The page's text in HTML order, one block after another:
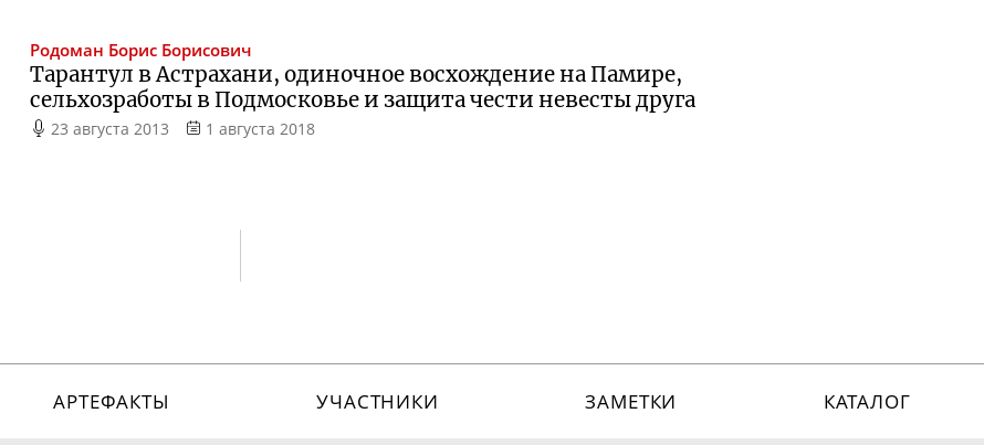
Родоман Борис Борисович
Тарантул в Астрахани, одиночное восхождение на Памире,
сельхозработы в Подмосковье и защита чести невесты друга
23 августа 2013 1 августа 2018
АРТЕФАКТЫ УЧАСТНИКИ ЗАМЕТКИ КАТАЛОГ